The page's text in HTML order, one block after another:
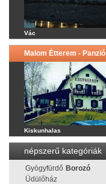
Vác
Malom Étterem - Panzió
Kiskunhalas
népszerű kategóriák
Gyógyfürdő Borozó
Üdülőház